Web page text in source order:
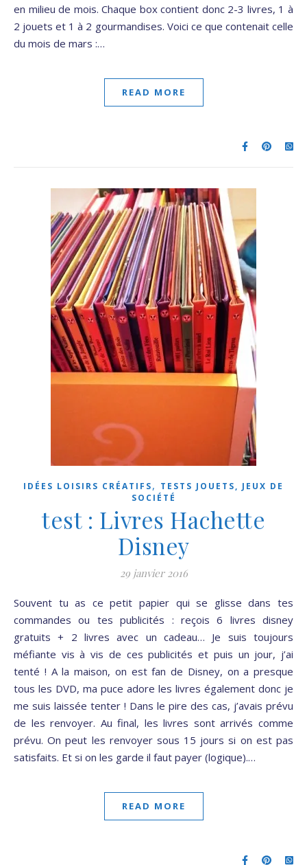
en milieu de mois. Chaque box contient donc 2-3 livres, 1 à
2 jouets et 1 à 2 gourmandises. Voici ce que contenait celle
du mois de mars :…
READ MORE
IDÉES LOISIRS CRÉATIFS, TESTS JOUETS, JEUX DE
SOCIÉTÉ
test : Livres Hachette
Disney
29 janvier 2016
Souvent tu as ce petit papier qui se glisse dans tes
commandes ou tes publicités : reçois 6 livres disney
gratuits + 2 livres avec un cadeau… Je suis toujours
méfiante vis à vis de ces publicités et puis un jour, j’ai
tenté ! A la maison, on est fan de Disney, on a presque
tous les DVD, ma puce adore les livres également donc je
me suis laissée tenter ! Dans le pire des cas, j’avais prévu
de les renvoyer. Au final, les livres sont arrivés comme
prévu. On peut les renvoyer sous 15 jours si on est pas
satisfaits. Et si on les garde il faut payer (logique).…
READ MORE